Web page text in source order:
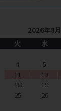
2026年8月
火 水
4 5
11 12
18 19
25 26